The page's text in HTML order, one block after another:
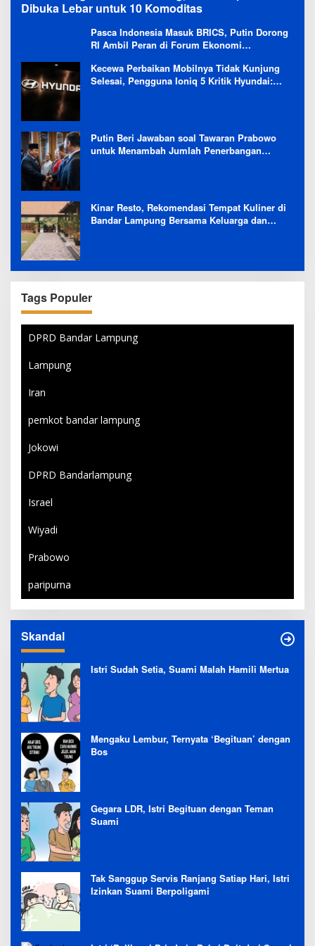
Dibuka Lebar untuk 10 Komoditas
Pasca Indonesia Masuk BRICS, Putin Dorong
RI Ambil Peran di Forum Ekonomi
Kecewa Perbaikan Mobilnya Tidak Kunjung
Selesai, Pengguna Ioniq 5 Kritik Hyundai:
Putin Beri Jawaban soal Tawaran Prabowo
untuk Menambah Jumlah Penerbangan
Kinar Resto, Rekomendasi Tempat Kuliner di
Bandar Lampung Bersama Keluarga dan
Tags Populer
DPRD Bandar Lampung
Lampung
Iran
pemkot bandar lampung
Jokowi
DPRD Bandarlampung
Israel
Wiyadi
Prabowo
paripurna
Skandal
Istri Sudah Setia, Suami Malah Hamili Mertua
Mengaku Lembur, Ternyata ‘Begituan’ dengan
Bos
Gegara LDR, Istri Begituan dengan Teman
Suami
Tak Sanggup Servis Ranjang Satiap Hari, Istri
Izinkan Suami Berpoligami